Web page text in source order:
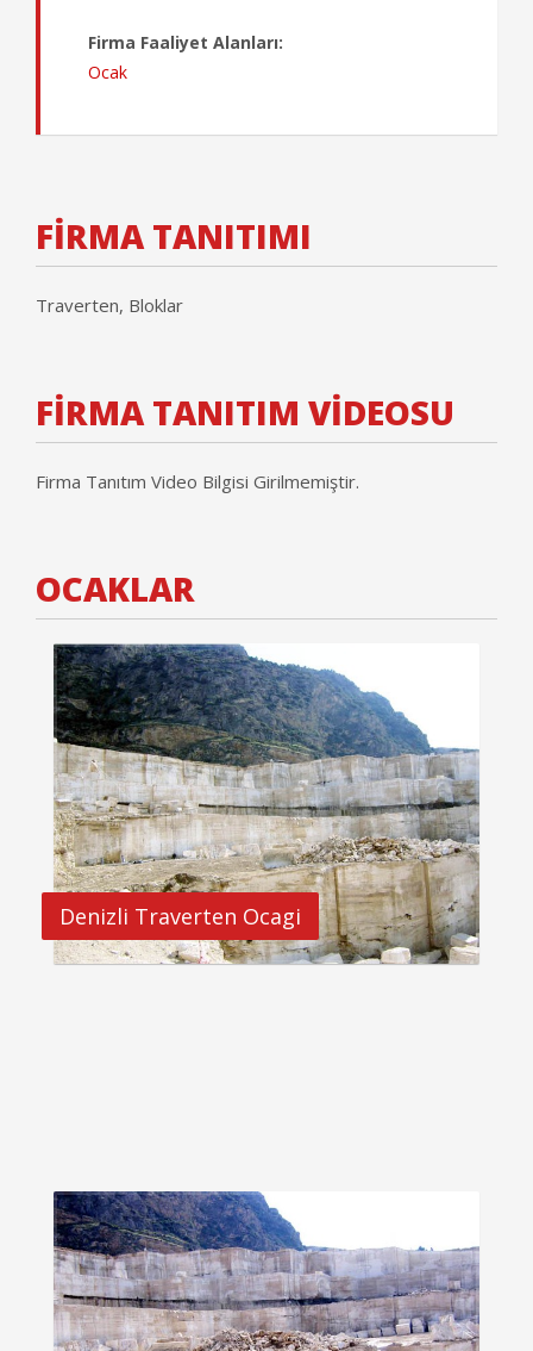
Firma Faaliyet Alanları:
Ocak
FİRMA TANITIMI
Traverten, Bloklar
FİRMA TANITIM VİDEOSU
Firma Tanıtım Video Bilgisi Girilmemiştir.
OCAKLAR
Denizli Traverten Ocagi